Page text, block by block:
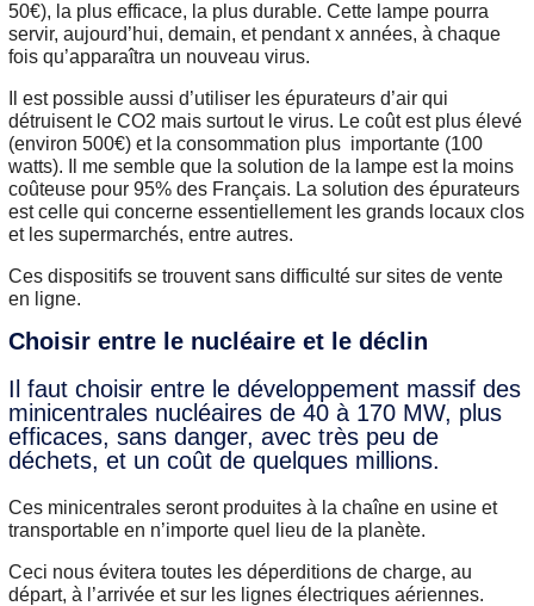
50€), la plus efficace, la plus durable. Cette lampe pourra
servir, aujourd’hui, demain, et pendant x années, à chaque
fois qu’apparaîtra un nouveau virus.
Il est possible aussi d’utiliser les épurateurs d’air qui
détruisent le CO2 mais surtout le virus. Le coût est plus élevé
(environ 500€) et la consommation plus importante (100
watts). Il me semble que la solution de la lampe est la moins
coûteuse pour 95% des Français. La solution des épurateurs
est celle qui concerne essentiellement les grands locaux clos
et les supermarchés, entre autres.
Ces dispositifs se trouvent sans difficulté sur sites de vente
en ligne.
Choisir entre le nucléaire et le déclin
Il faut choisir entre le développement massif des
minicentrales nucléaires de 40 à 170 MW, plus
efficaces, sans danger, avec très peu de
déchets, et un coût de quelques millions.
Ces minicentrales seront produites à la chaîne en usine et
transportable en n’importe quel lieu de la planète.
Ceci nous évitera toutes les déperditions de charge, au
départ, à l’arrivée et sur les lignes électriques aériennes.